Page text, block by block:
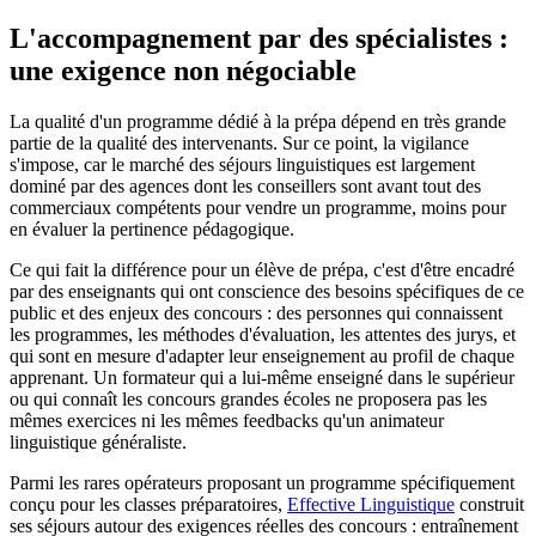
L'accompagnement par des spécialistes :
une exigence non négociable
La qualité d'un programme dédié à la prépa dépend en très grande
partie de la qualité des intervenants. Sur ce point, la vigilance
s'impose, car le marché des séjours linguistiques est largement
dominé par des agences dont les conseillers sont avant tout des
commerciaux compétents pour vendre un programme, moins pour
en évaluer la pertinence pédagogique.
Ce qui fait la différence pour un élève de prépa, c'est d'être encadré
par des enseignants qui ont conscience des besoins spécifiques de ce
public et des enjeux des concours : des personnes qui connaissent
les programmes, les méthodes d'évaluation, les attentes des jurys, et
qui sont en mesure d'adapter leur enseignement au profil de chaque
apprenant. Un formateur qui a lui-même enseigné dans le supérieur
ou qui connaît les concours grandes écoles ne proposera pas les
mêmes exercices ni les mêmes feedbacks qu'un animateur
linguistique généraliste.
Parmi les rares opérateurs proposant un programme spécifiquement
conçu pour les classes préparatoires, Effective Linguistique construit
ses séjours autour des exigences réelles des concours : entraînement